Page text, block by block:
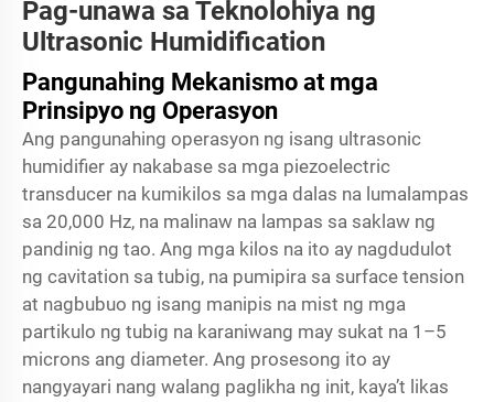
Pag-unawa sa Teknolohiya ng
Ultrasonic Humidification
Pangunahing Mekanismo at mga
Prinsipyo ng Operasyon
Ang pangunahing operasyon ng isang ultrasonic
humidifier ay nakabase sa mga piezoelectric
transducer na kumikilos sa mga dalas na lumalampas
sa 20,000 Hz, na malinaw na lampas sa saklaw ng
pandinig ng tao. Ang mga kilos na ito ay nagdudulot
ng cavitation sa tubig, na pumipira sa surface tension
at nagbubuo ng isang manipis na mist ng mga
partikulo ng tubig na karaniwang may sukat na 1–5
microns ang diameter. Ang prosesong ito ay
nangyayari nang walang paglikha ng init, kaya’t likas